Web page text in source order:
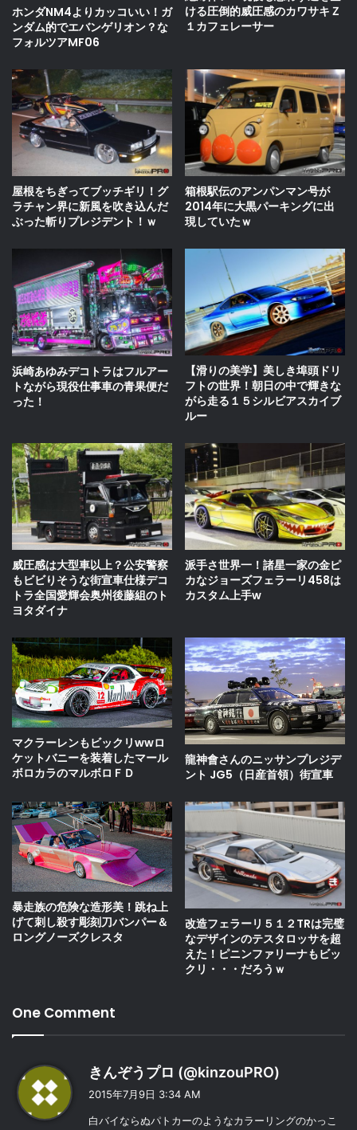
ホンダNM4よりカッコいい！ガ
ンダム的でエバンゲリオン？な
フォルツアMF06
ける圧倒的威圧感のカワサキＺ
１カフェレーサー
屋根をちぎってブッチギリ！グ
ラチャン界に新風を吹き込んだ
ぶった斬りプレジデント！ｗ
箱根駅伝のアンパンマン号が
2014年に大黒パーキングに出
現していたｗ
浜崎あゆみデコトラはフルアー
トながら現役仕事車の青果便だ
った！
【滑りの美学】美しき埠頭ドリ
フトの世界！朝日の中で輝きな
がら走る１５シルビアスカイブ
ルー
威圧感は大型車以上？公安警察
もビビりそうな街宣車仕様デコ
トラ全国愛輝会奥州後藤組のト
ヨタダイナ
派手さ世界一！諸星一家の金ピ
カなジョーズフェラーリ458は
カスタム上手w
マクラーレンもビックリwwロ
ケットバニーを装着したマール
ボロカラのマルボロＦＤ
龍神會さんのニッサンプレジデ
ント JG5（日産首領）街宣車
暴走族の危険な造形美！跳ね上
げて刺し殺す彫刻刀バンパー＆
ロングノーズクレスタ
改造フェラーリ５１２TRは完璧
なデザインのテスタロッサを超
えた！ピニンファリーナもビッ
クリ・・・だろうｗ
One Comment
きんぞうプロ (@kinzouPRO)
2015年7月9日 3:34 AM
白バイならぬパトカーのようなカラーリングのかっこ